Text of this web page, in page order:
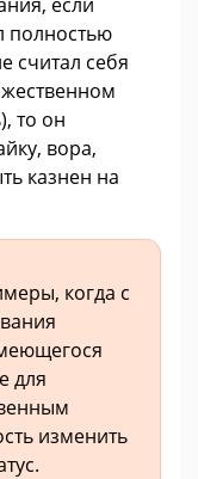
полностью
считал себя
то он
вора,
казнен на
когда с
для
изменить